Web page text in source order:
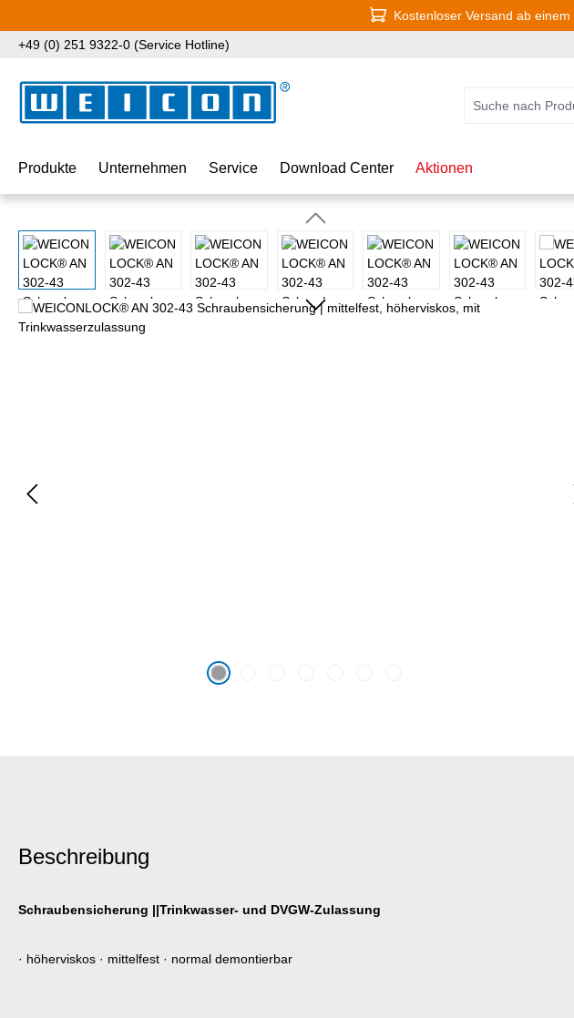
Kostenloser Versand ab
+49 (0) 251 9322-0 (Service Hotline)
Produkte Unternehmen Service Download Center Aktionen
Bildergalerie überspringen
Beschreibung
Schraubensicherung ||Trinkwasser- und DVGW-Zulassung
· höherviskos · mittelfest · normal demontierbar